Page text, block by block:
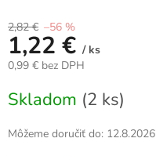
2,82 € –56 %
1,22 € / ks
0,99 € bez DPH
cena:
Skladom (2 ks)
Môžeme doručiť do: 12.8.2026